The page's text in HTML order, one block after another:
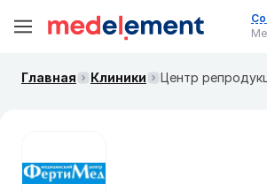
Главная Клиники